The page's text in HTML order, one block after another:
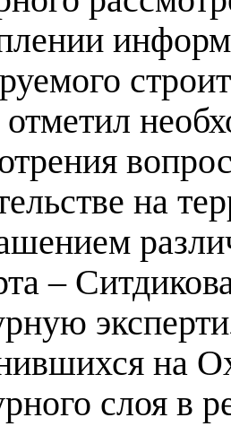
на
–
на
слоя в